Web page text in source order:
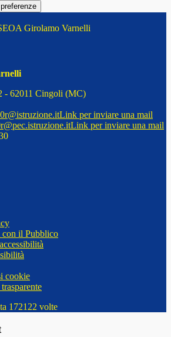
Girolamo Varnelli
- 62011 Cingoli (MC)
Link per inviare una mail
Link per inviare una mail
il Pubblico
cookie
172122 volte